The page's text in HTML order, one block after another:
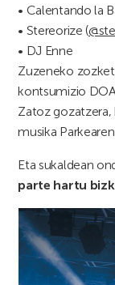
• Calentando la
• Stereorize (
• DJ Enne
Zuzeneko
kontsumizio
Zatoz
musika
Eta sukaldean
parte hartu